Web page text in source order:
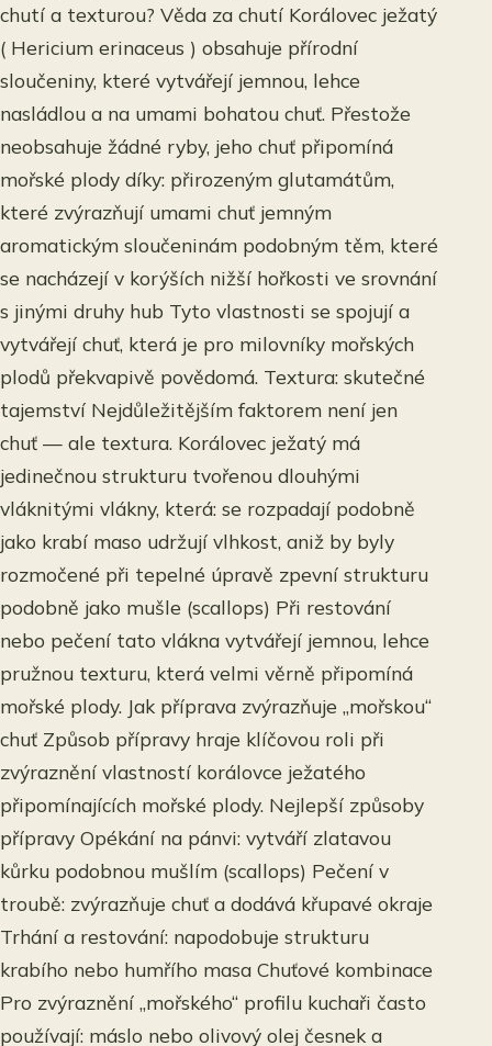
chutí a texturou? Věda za chutí Korálovec ježatý
( Hericium erinaceus ) obsahuje přírodní
sloučeniny, které vytvářejí jemnou, lehce
nasládlou a na umami bohatou chuť. Přestože
neobsahuje žádné ryby, jeho chuť připomíná
mořské plody díky: přirozeným glutamátům,
které zvýrazňují umami chuť jemným
aromatickým sloučeninám podobným těm, které
se nacházejí v korýších nižší hořkosti ve srovnání
s jinými druhy hub Tyto vlastnosti se spojují a
vytvářejí chuť, která je pro milovníky mořských
plodů překvapivě povědomá. Textura: skutečné
tajemství Nejdůležitějším faktorem není jen
chuť — ale textura. Korálovec ježatý má
jedinečnou strukturu tvořenou dlouhými
vláknitými vlákny, která: se rozpadají podobně
jako krabí maso udržují vlhkost, aniž by byly
rozmočené při tepelné úpravě zpevní strukturu
podobně jako mušle (scallops) Při restování
nebo pečení tato vlákna vytvářejí jemnou, lehce
pružnou texturu, která velmi věrně připomíná
mořské plody. Jak příprava zvýrazňuje „mořskou“
chuť Způsob přípravy hraje klíčovou roli při
zvýraznění vlastností korálovce ježatého
připomínajících mořské plody. Nejlepší způsoby
přípravy Opékání na pánvi: vytváří zlatavou
kůrku podobnou mušlím (scallops) Pečení v
troubě: zvýrazňuje chuť a dodává křupavé okraje
Trhání a restování: napodobuje strukturu
krabího nebo humřího masa Chuťové kombinace
Pro zvýraznění „mořského“ profilu kuchaři často
používají: máslo nebo olivový olej česnek a